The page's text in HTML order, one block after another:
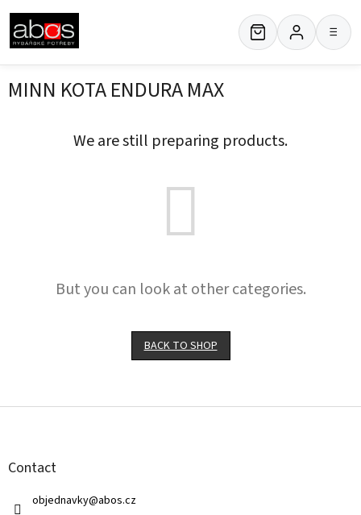
content
≡
MINN KOTA ENDURA MAX
We are still preparing products.
But you can look at other categories.
BACK TO SHOP
Contact
objednavky@abos.cz